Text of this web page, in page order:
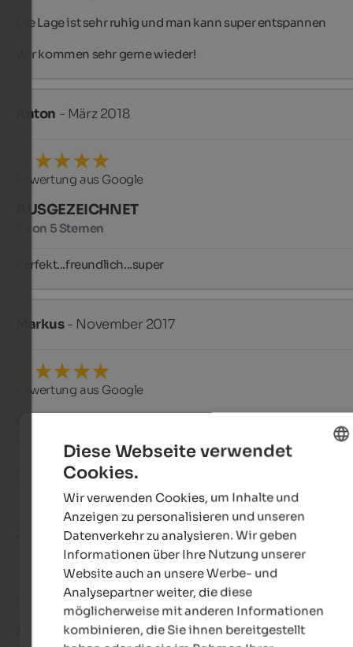
Die Lage ist sehr ruhig und man kann super entspannen
Wir kommen sehr gerne wieder!
Anton - März 2018
Bewertung aus Google
AUSGEZEICHNET
5 von 5 Sternen
Perfekt...freundlich...super
Markus- November 2017
Bewertung aus Google
Wir gehen wieder hin!
Jessica- September 2016
Bewertung aus Google
AUSGEZEICHNET
GERMAN
Diese Webseite verwendet
Cookies.
Wir verwenden Cookies, um Inhalte und
Anzeigen zu personalisieren und unseren
Datenverkehr zu analysieren. Wir geben
Informationen über Ihre Nutzung unserer
Website auch an unsere Werbe- und
Analysepartner weiter, die diese
möglicherweise mit anderen Informationen
kombinieren, die Sie ihnen bereitgestellt